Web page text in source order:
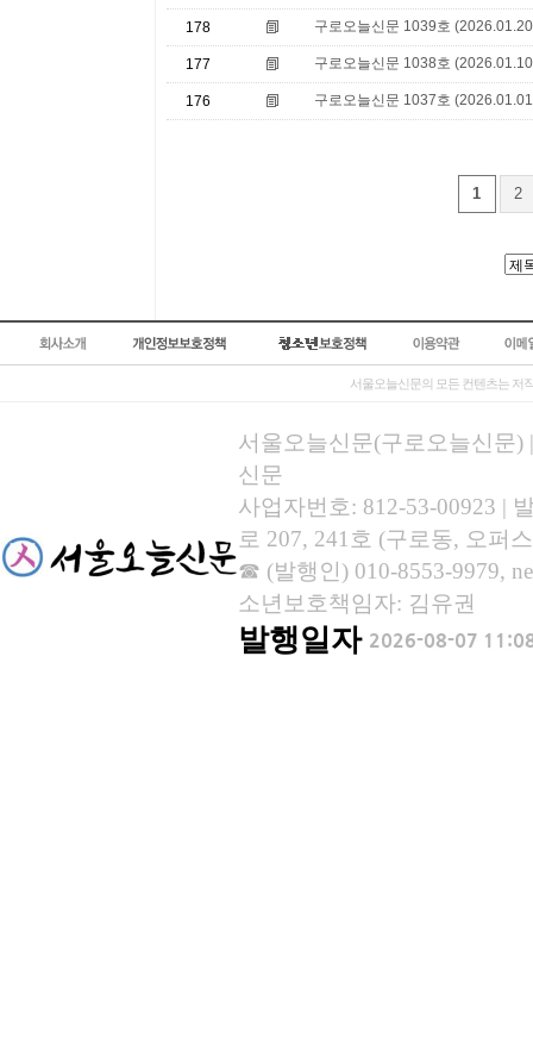
178 구로오늘신문 1039호
177 구로오늘신문 1038호
176 구로오늘신문 1037호
1 2
서울오늘신문의 모든 컨텐츠는 저
서울오늘신문(구로오늘신문)
신문
사업자번호: 812-53-00923 |
로 207, 241호 (구로동, 오퍼
☎ (발행인) 010-8553-9979,
소년보호책임자: 김유권
발행일자